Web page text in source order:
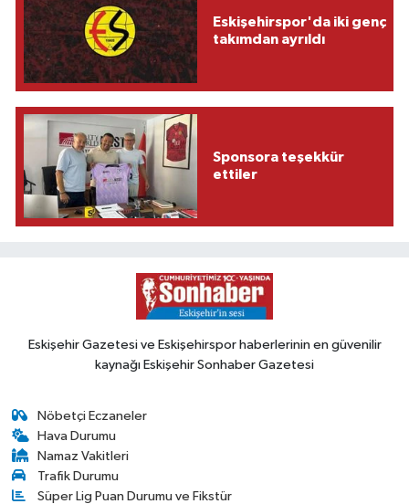
Eskişehirspor'da iki genç
takımdan ayrıldı
Sponsora teşekkür
ettiler
Eskişehir Gazetesi ve Eskişehirspor haberlerinin en güvenilir
kaynağı Eskişehir Sonhaber Gazetesi
Nöbetçi Eczaneler
Hava Durumu
Namaz Vakitleri
Trafik Durumu
Süper Lig Puan Durumu ve Fikstür